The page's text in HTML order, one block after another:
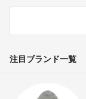
注目ブランド一覧